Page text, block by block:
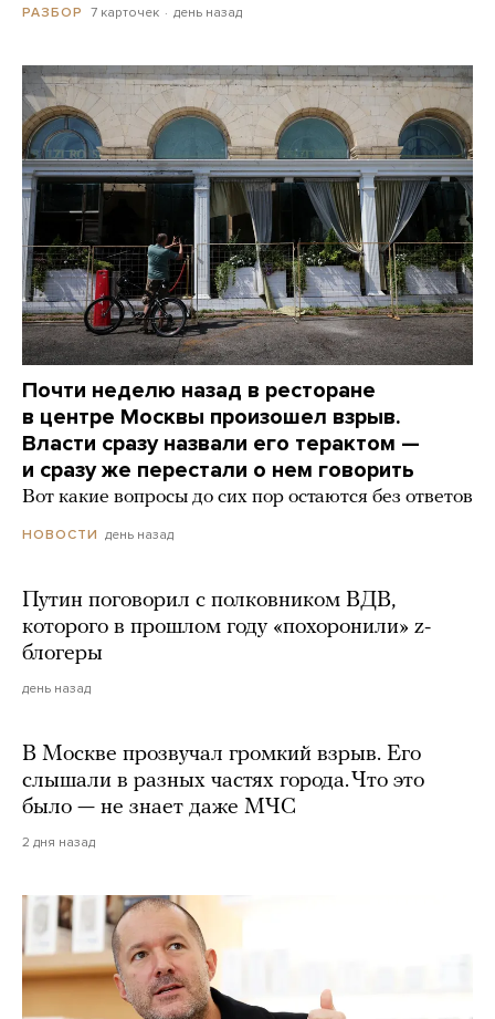
РАЗБОР 7 карточек день назад
Почти неделю назад в ресторане
в центре Москвы произошел взрыв.
Власти сразу назвали его терактом —
и сразу же перестали о нем говорить
Вот какие вопросы до сих пор остаются без ответов
НОВОСТИ день назад
Путин поговорил с полковником ВДВ,
которого в прошлом году «похоронили» z-
блогеры
день назад
В Москве прозвучал громкий взрыв. Его
слышали в разных частях города. Что это
было — не знает даже МЧС
2 дня назад